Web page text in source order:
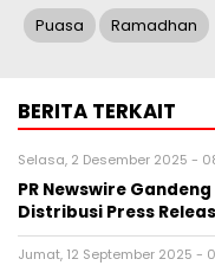
Puasa Ramadhan
BERITA TERKAIT
Selasa, 2 Desember 2025 -
PR Newswire
Distribusi Press
Jumat, 12 September 2025 -